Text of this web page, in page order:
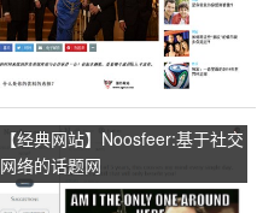
【经典网站】Noosfeer:基于社交
网络的话题网